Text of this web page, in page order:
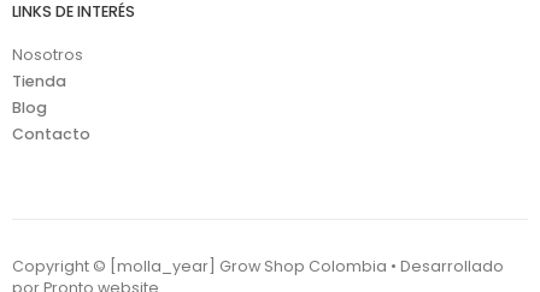
LINKS DE INTERÉS
Nosotros
Tienda
Blog
Contacto
Copyright © [molla_year] Grow Shop Colombia • Desarrollado
porPronto website